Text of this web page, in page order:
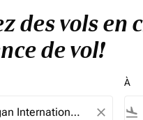
des vols
de vol!
close
À
flight_land